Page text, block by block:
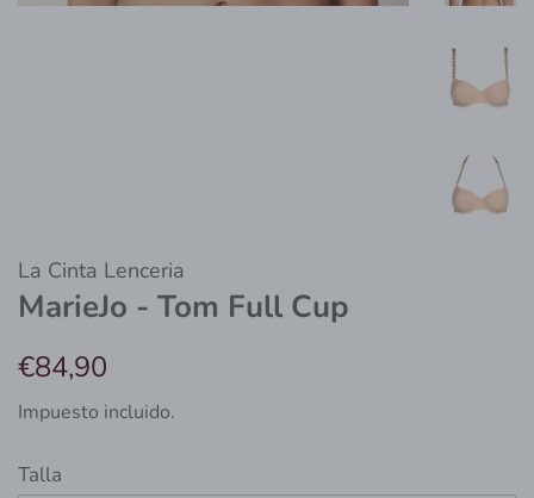
La Cinta Lenceria
MarieJo - Tom Full Cup
Precio
€84,90
venta
Impuesto incluido.
Talla